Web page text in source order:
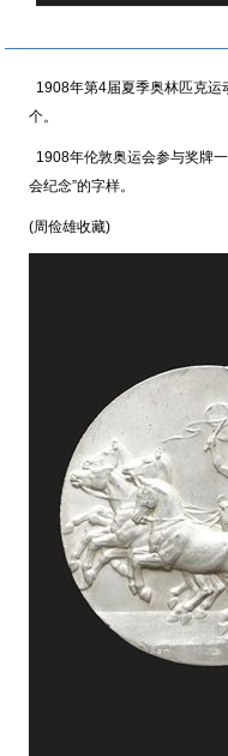
1908年第4届夏季奥林匹克
个。
1908年伦敦奥运会参与奖牌
会纪念”的字样。
(周俭雄收藏)